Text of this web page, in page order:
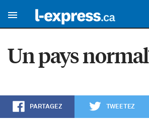
Un pays
PARTAGEZ TWEETEZ